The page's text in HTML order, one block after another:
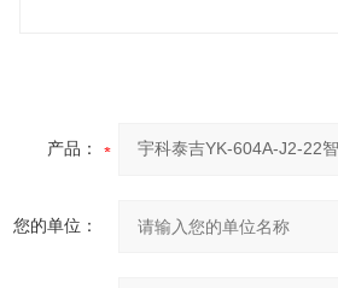
产品：
您的单位：